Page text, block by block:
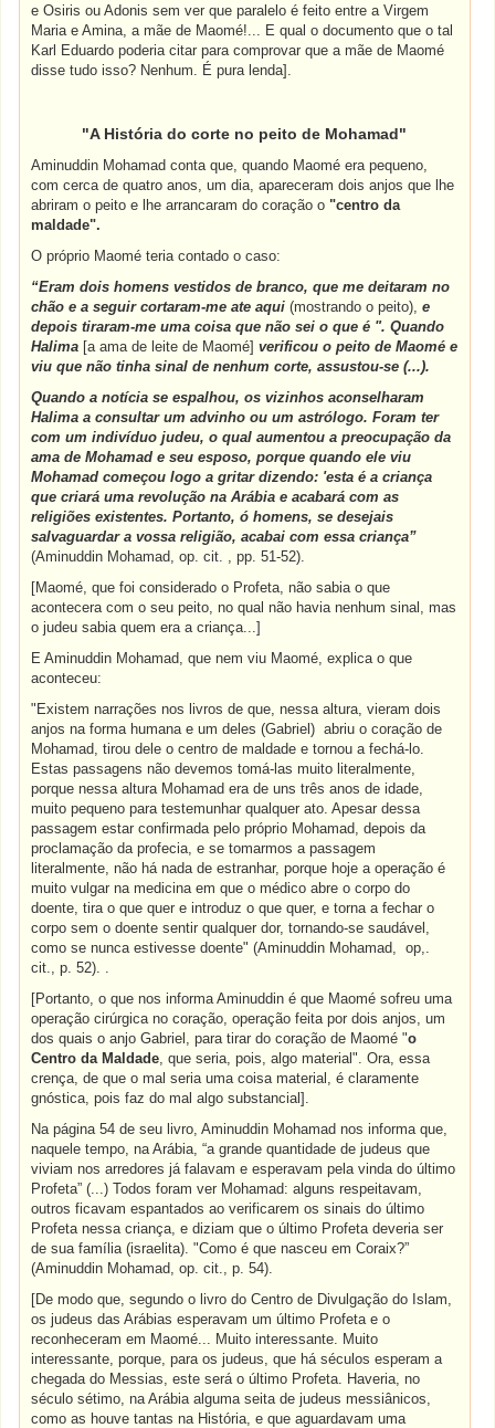
e Osiris ou Adonis sem ver que paralelo é feito entre a Virgem
Maria e Amina, a mãe de Maomé!... E qual o documento que o tal
Karl Eduardo poderia citar para comprovar que a mãe de Maomé
disse tudo isso? Nenhum. É pura lenda].
"A História do corte no peito de Mohamad"
Aminuddin Mohamad conta que, quando Maomé era pequeno,
com cerca de quatro anos, um dia, apareceram dois anjos que lhe
abriram o peito e lhe arrancaram do coração o"centro da
maldade".
O próprio Maomé teria contado o caso:
“Eram dois homens vestidos de branco, que me deitaram no
chão e a seguir cortaram-me ate aqui(mostrando o peito), e
depois tiraram-me uma coisa que não sei o que é ". Quando
Halima [a ama de leite de Maomé]verificou o peito de Maomé e
viu que não tinha sinal de nenhum corte, assustou-se (...).
Quando a notícia se espalhou, os vizinhos aconselharam
Halima a consultar um advinho ou um astrólogo. Foram ter
com um indivíduo judeu, o qual aumentou a preocupação da
ama de Mohamad e seu esposo, porque quando ele viu
Mohamad começou logo a gritar dizendo: 'esta é a criança
que criará uma revolução na Arábia e acabará com as
religiões existentes. Portanto, ó homens, se desejais
salvaguardar a vossa religião, acabai com essa criança”
(Aminuddin Mohamad, op. cit. , pp. 51-52).
[Maomé, que foi considerado o Profeta, não sabia o que
acontecera com o seu peito, no qual não havia nenhum sinal, mas
o judeu sabia quem era a criança...]
E Aminuddin Mohamad, que nem viu Maomé, explica o que
aconteceu:
"Existem narrações nos livros de que, nessa altura, vieram dois
anjos na forma humana e um deles (Gabriel) abriu o coração de
Mohamad, tirou dele o centro de maldade e tornou a fechá-lo.
Estas passagens não devemos tomá-las muito literalmente,
porque nessa altura Mohamad era de uns três anos de idade,
muito pequeno para testemunhar qualquer ato. Apesar dessa
passagem estar confirmada pelo próprio Mohamad, depois da
proclamação da profecia, e se tomarmos a passagem
literalmente, não há nada de estranhar, porque hoje a operação é
muito vulgar na medicina em que o médico abre o corpo do
doente, tira o que quer e introduz o que quer, e torna a fechar o
corpo sem o doente sentir qualquer dor, tornando-se saudável,
como se nunca estivesse doente" (Aminuddin Mohamad, op,.
cit., p. 52). .
[Portanto, o que nos informa Aminuddin é que Maomé sofreu uma
operação cirúrgica no coração, operação feita por dois anjos, um
dos quais o anjo Gabriel, para tirar do coração de Maomé "o
Centro da Maldade, que seria, pois, algo material". Ora, essa
crença, de que o mal seria uma coisa material, é claramente
gnóstica, pois faz do mal algo substancial].
Na página 54 de seu livro, Aminuddin Mohamad nos informa que,
naquele tempo, na Arábia, “a grande quantidade de judeus que
viviam nos arredores já falavam e esperavam pela vinda do último
Profeta” (...) Todos foram ver Mohamad: alguns respeitavam,
outros ficavam espantados ao verificarem os sinais do último
Profeta nessa criança, e diziam que o último Profeta deveria ser
de sua família (israelita). "Como é que nasceu em Coraix?”
(Aminuddin Mohamad, op. cit., p. 54).
[De modo que, segundo o livro do Centro de Divulgação do Islam,
os judeus das Arábias esperavam um último Profeta e o
reconheceram em Maomé... Muito interessante. Muito
interessante, porque, para os judeus, que há séculos esperam a
chegada do Messias, este será o último Profeta. Haveria, no
século sétimo, na Arábia alguma seita de judeus messiânicos,
como as houve tantas na História, e que aguardavam uma